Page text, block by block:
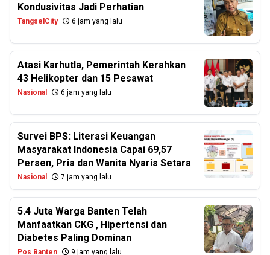
Kondusivitas Jadi Perhatian
TangselCity 6 jam yang lalu
Atasi Karhutla, Pemerintah Kerahkan
43 Helikopter dan 15 Pesawat
Nasional 6 jam yang lalu
Survei BPS: Literasi Keuangan
Masyarakat Indonesia Capai 69,57
Persen, Pria dan Wanita Nyaris Setara
Nasional 7 jam yang lalu
5.4 Juta Warga Banten Telah
Manfaatkan CKG , Hipertensi dan
Diabetes Paling Dominan
Pos Banten 9 jam yang lalu